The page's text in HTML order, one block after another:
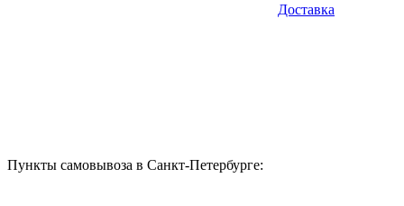
Доставка
Пункты самовывоза в Санкт-Петербурге: